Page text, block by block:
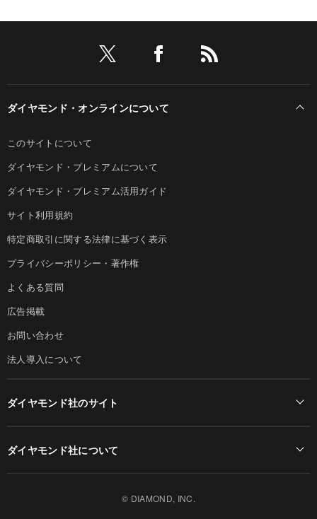
ダイヤモンド・オンラインについて
このサイトについて
ダイヤモンド・プレミアムについて
ダイヤモンド・プレミアム活用ガイド
サイト利用規約
特定商取引に関する法律に基づく表示
プライバシーポリシー・著作権
よくある質問
広告掲載
お問い合わせ
法人導入について
ダイヤモンド社のサイト
ダイヤモンド社について
© DIAMOND, INC.